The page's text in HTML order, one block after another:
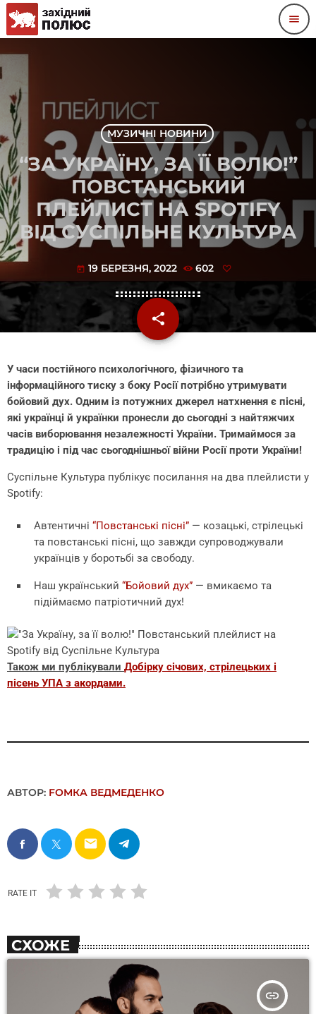
menu
МУЗИЧНІ НОВИНИ
“ЗА УКРАЇНУ, ЗА ЇЇ ВОЛЮ!”
ПОВСТАНСЬКИЙ
ПЛЕЙЛИСТ НА SPOTIFY
ВІД СУСПІЛЬНЕ КУЛЬТУРА
today 19 БЕРЕЗНЯ, 2022 602
share
email
У часи постійного психологічного, фізичного та
інформаційного тиску з боку Росії потрібно утримувати
бойовий дух. Одним із потужних джерел натхнення є пісні,
які українці й українки пронесли до сьогодні з найтяжчих
часів виборювання незалежності України. Тримаймося за
традицію і під час сьогоднішньої війни Росії проти України!
Суспільне Культура публікує посилання на два плейлисти у
Spotify:
Автентичні “Повстанські пісні” — козацькі, стрілецькі
та повстанські пісні, що завжди супроводжували
українців у боротьбі за свободу.
Наш український “Бойовий дух” — вмикаємо та
підіймаємо патріотичний дух!
Також ми публікували Добірку січових, стрілецьких і
пісень УПА з акордами.
АВТОР: FОMКА ВЕДМЕДЕНКО
email
RATE IT
СХОЖЕ
insert_link